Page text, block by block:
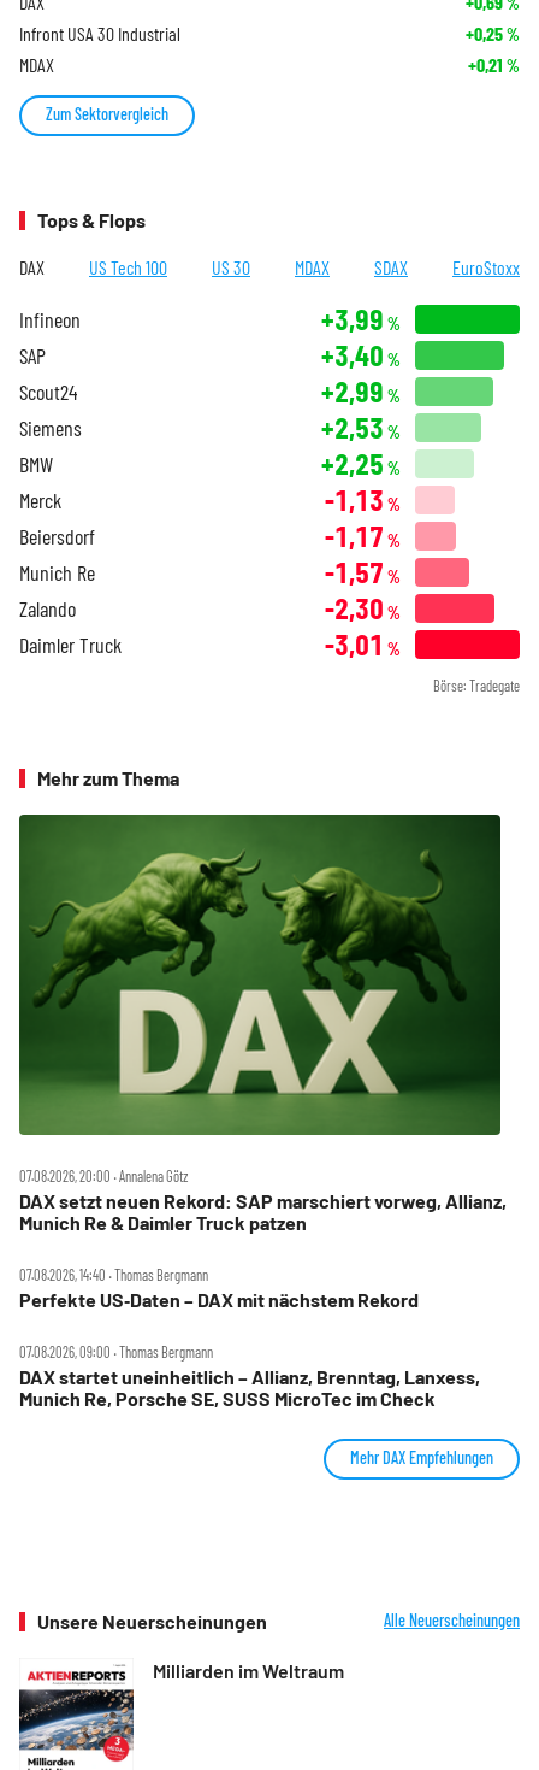
Infront USA 30 Industrial +0,25%
MDAX +0,21 %
Zum Sektorvergleich
Tops & Flops
DAX US Tech 100 US 30 MDAX SDAX EuroStoxx
Infineon +3,99 %
SAP +3,40 %
Scout24 +2,99 %
Siemens +2,53 %
BMW +2,25 %
Merck -1,13 %
Beiersdorf -1,17 %
Munich Re -1,57 %
Zalando -2,30 %
Daimler Truck -3,01 %
Börse: Tradegate
Mehr zum Thema
07.08.2026, 20:00 ‧ Annalena Götz
DAX setzt neuen Rekord: SAP marschiert vorweg, Allianz,
Munich Re & Daimler Truck patzen
07.08.2026, 14:40 ‧ Thomas Bergmann
Perfekte US‑Daten – DAX mit nächstem Rekord
07.08.2026, 09:00 ‧ Thomas Bergmann
DAX startet uneinheitlich – Allianz, Brenntag, Lanxess,
Munich Re, Porsche SE, SUSS MicroTec im Check
Mehr DAX Empfehlungen
Unsere Neuerscheinungen Alle Neuerscheinungen
Milliarden im Weltraum